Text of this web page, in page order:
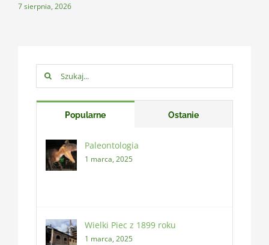
Szukaj:
Popularne Ostanie
Paleontologia
1 marca, 2025
Wielki Piec z 1899 roku
1 marca, 2025
7 sierpnia, 2026